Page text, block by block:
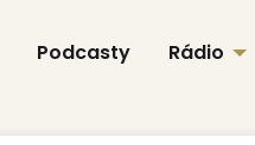
Podcasty Rádio